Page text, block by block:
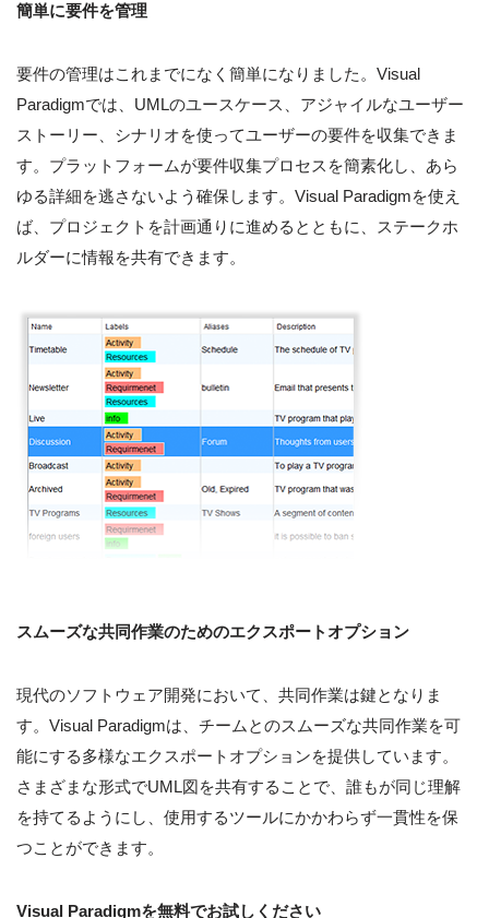
簡単に要件を管理
要件の管理はこれまでになく簡単になりました。Visual
Paradigmでは、UMLのユースケース、アジャイルなユーザー
ストーリー、シナリオを使ってユーザーの要件を収集できま
す。プラットフォームが要件収集プロセスを簡素化し、あら
ゆる詳細を逃さないよう確保します。Visual Paradigmを使え
ば、プロジェクトを計画通りに進めるとともに、ステークホ
ルダーに情報を共有できます。
スムーズな共同作業のためのエクスポートオプション
現代のソフトウェア開発において、共同作業は鍵となりま
す。Visual Paradigmは、チームとのスムーズな共同作業を可
能にする多様なエクスポートオプションを提供しています。
さまざまな形式でUML図を共有することで、誰もが同じ理解
を持てるようにし、使用するツールにかかわらず一貫性を保
つことができます。
Visual Paradigmを無料でお試しください